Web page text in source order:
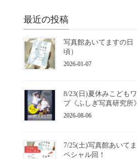
最近の投稿
写真館あいてますの日
頃）
2026-01-07
8/23(日)夏休みこども
プ《ふしぎ写真研究所》
2026-08-06
7/25(土)写真館あいて
ペシャル回！